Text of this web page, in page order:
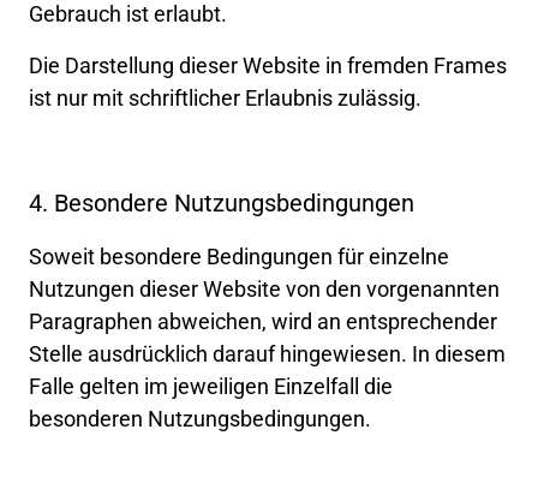
Gebrauch ist erlaubt.
Die Darstellung dieser Website in fremden
ist nur mit schriftlicher Erlaubnis zulässig.
4. Besondere Nutzungsbedingungen
Soweit besondere Bedingungen für
Nutzungen dieser Website von den
Paragraphen abweichen, wird an
Stelle ausdrücklich darauf hingewiesen. In
Falle gelten im jeweiligen Einzelfall
besonderen Nutzungsbedingungen.